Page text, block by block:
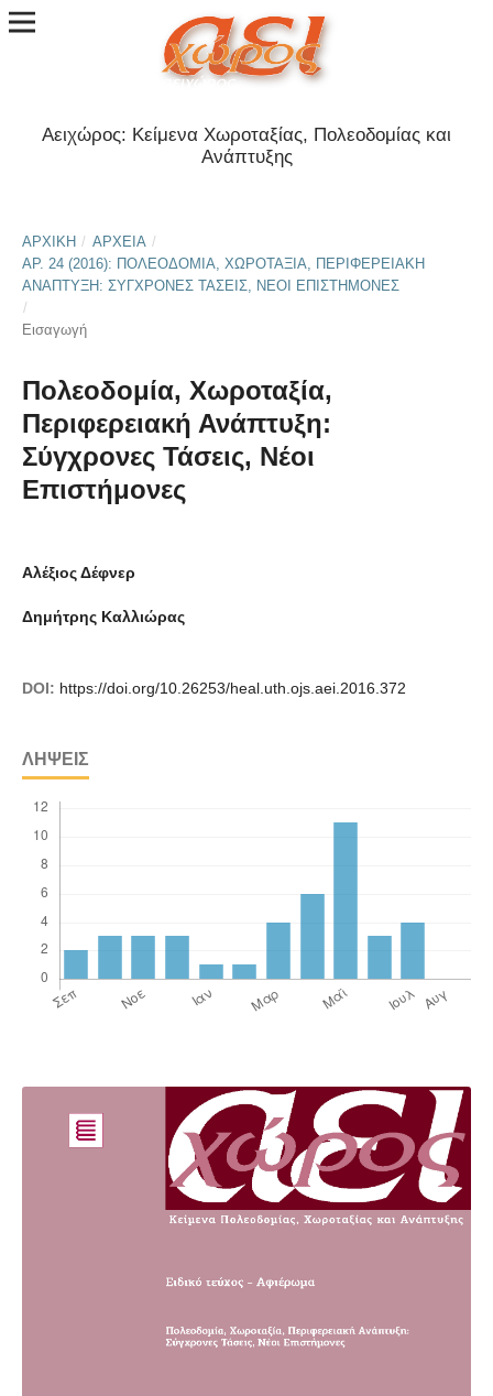
Αειχώρος: Κείμενα Χωροταξίας, Πολεοδομίας και
Ανάπτυξης
ΑΡΧΙΚΉ / ΑΡΧΕΊΑ /
ΑΡ. 24 (2016): ΠΟΛΕΟΔΟΜΊΑ, ΧΩΡΟΤΑΞΊΑ, ΠΕΡΙΦΕΡΕΙΑΚΉ
ΑΝΆΠΤΥΞΗ: ΣΎΓΧΡΟΝΕΣ ΤΆΣΕΙΣ, ΝΈΟΙ ΕΠΙΣΤΉΜΟΝΕΣ
/
Εισαγωγή
Πολεοδομία, Χωροταξία,
Περιφερειακή Ανάπτυξη:
Σύγχρονες Τάσεις, Νέοι
Επιστήμονες
Αλέξιος Δέφνερ
Δημήτρης Καλλιώρας
DOI: https://doi.org/10.26253/heal.uth.ojs.aei.2016.372
ΛΉΨΕΙΣ